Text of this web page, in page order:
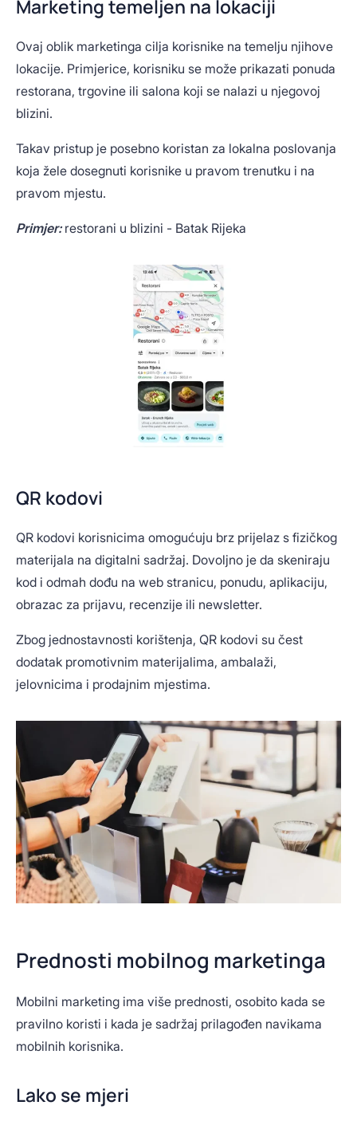
Marketing temeljen na lokaciji
Ovaj oblik marketinga cilja korisnike na temelju njihove
lokacije. Primjerice, korisniku se može prikazati ponuda
restorana, trgovine ili salona koji se nalazi u njegovoj
blizini.
Takav pristup je posebno koristan za lokalna poslovanja
koja žele dosegnuti korisnike u pravom trenutku i na
pravom mjestu.
Primjer:restorani u blizini - Batak Rijeka
QR kodovi
QR kodovi korisnicima omogućuju brz prijelaz s fizičkog
materijala na digitalni sadržaj. Dovoljno je da skeniraju
kod i odmah dođu na web stranicu, ponudu, aplikaciju,
obrazac za prijavu, recenzije ili newsletter.
Zbog jednostavnosti korištenja, QR kodovi su čest
dodatak promotivnim materijalima, ambalaži,
jelovnicima i prodajnim mjestima.
Prednosti mobilnog marketinga
Mobilni marketing ima više prednosti, osobito kada se
pravilno koristi i kada je sadržaj prilagođen navikama
mobilnih korisnika.
Lako se mjeri